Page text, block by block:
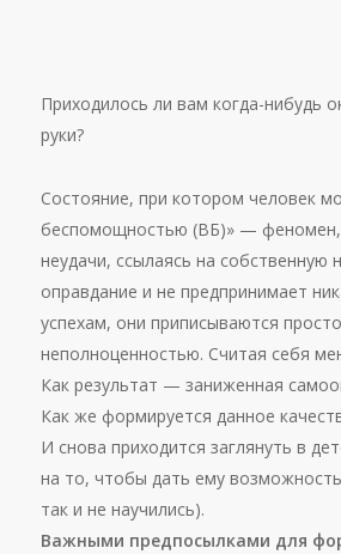
Приходилось ли вам когда-нибудь
руки?
Состояние, при котором человек
беспомощностью (ВБ)» — феномен,
неудачи, ссылаясь на собственную
оправдание и не предпринимает
успехам, они приписываются
неполноценностью. Считая себя
Как результат — заниженная
Как же формируется данное
И снова приходится заглянуть в
на то, чтобы дать ему
так и не научились).
Важными предпосылками для